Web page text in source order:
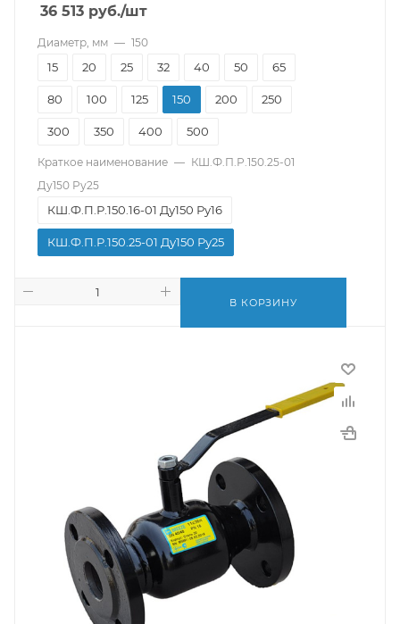
36 513 руб./шт
Диаметр, мм — 150
15 20 25 32 40 50 65
80 100 125 150 200 250
300 350 400 500
Краткое наименование — КШ.Ф.П.Р.150.25-01
Ду150 Ру25
КШ.Ф.П.Р.150.16-01 Ду150 Ру16
КШ.Ф.П.Р.150.25-01 Ду150 Ру25
В КОРЗИНУ